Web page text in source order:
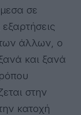
σε
των άλλων, ο
και ξανά
στην
κατοχή